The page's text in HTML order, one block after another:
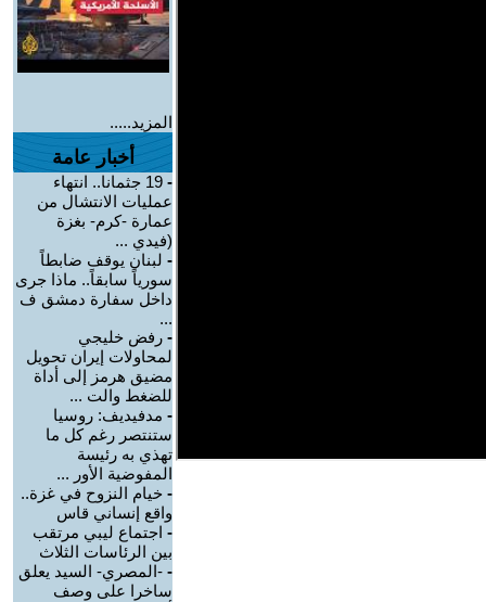
المزيد.....
أخبار عامة
-
19 جثمانا.. انتهاء
عمليات الانتشال من
عمارة -كرم- بغزة
(فيدي ...
- لبنان يوقف ضابطاً
سورياً سابقاً.. ماذا جرى
داخل سفارة دمشق ف
...
- رفض خليجي
لمحاولات إيران تحويل
مضيق هرمز إلى أداة
للضغط والت ...
- مدفيديف: روسيا
ستنتصر رغم كل ما
تهذي به رئيسة
المفوضية الأور ...
- خيام النزوح في غزة..
واقع إنساني قاس
- اجتماع ليبي مرتقب
بين الرئاسات الثلاث
- -المصري- السيد يعلق
ساخرا على وصف